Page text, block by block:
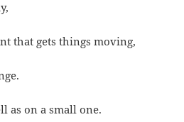
that gets things moving,
as on a small one.